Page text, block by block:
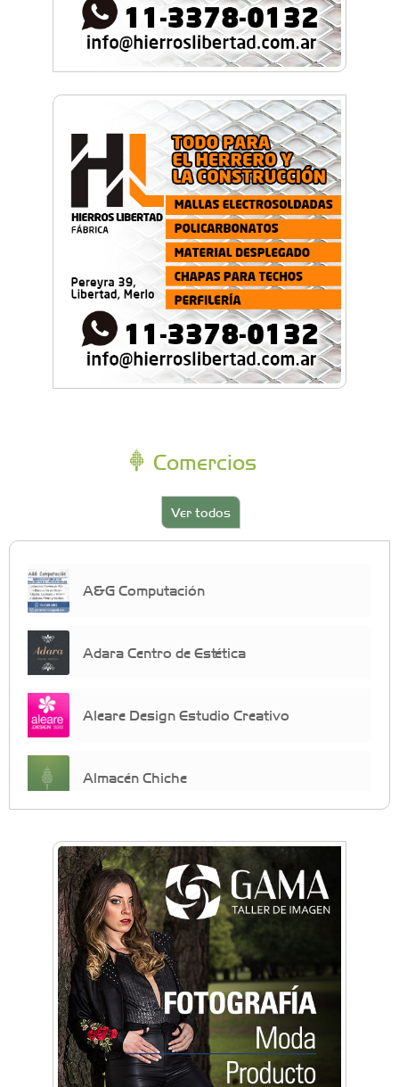
Comercios
Ver todos
A&G Computación
Adara Centro de Estética
Aleare Design Estudio Creativo
Almacén Chiche
crecimiento personal
Arq. Horacio Alejandro Sánchez
Artística ApasionArte
Artística Catalina